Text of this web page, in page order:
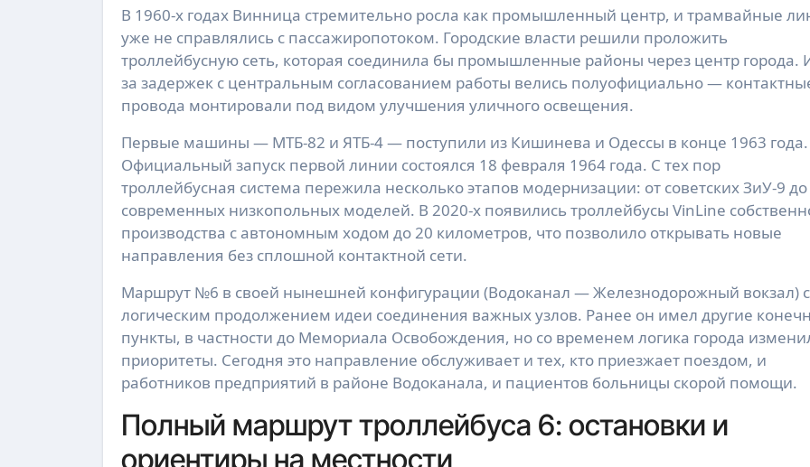
В 1960-х годах Винница стремительно росла как промышленный центр, и трамвайные
уже не справлялись с пассажиропотоком. Городские власти решили проложить
троллейбусную сеть, которая соединила бы промышленные районы через центр города.
за задержек с центральным согласованием работы велись полуофициально —
провода монтировали под видом улучшения уличного освещения.
Первые машины — МТБ-82 и ЯТБ-4 — поступили из Кишинева и Одессы в конце 1963 года.
Официальный запуск первой линии состоялся 18 февраля 1964 года. С тех пор
троллейбусная система пережила несколько этапов модернизации: от советских ЗиУ-9 до
современных низкопольных моделей. В 2020-х появились троллейбусы VinLine
производства с автономным ходом до 20 километров, что позволило открывать новые
направления без сплошной контактной сети.
Маршрут №6 в своей нынешней конфигурации (Водоканал — Железнодорожный вокзал)
логическим продолжением идеи соединения важных узлов. Ранее он имел другие
пункты, в частности до Мемориала Освобождения, но со временем логика города
приоритеты. Сегодня это направление обслуживает и тех, кто приезжает поездом, и
работников предприятий в районе Водоканала, и пациентов больницы скорой помощи.
Полный маршрут троллейбуса 6: остановки и
ориентиры на местности